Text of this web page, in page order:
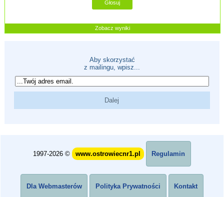
Zobacz wyniki
Aby skorzystać
z mailingu, wpisz...
1997-2026 © www.ostrowiecnr1.pl Regulamin
Dla Webmasterów Polityka Prywatności Kontakt